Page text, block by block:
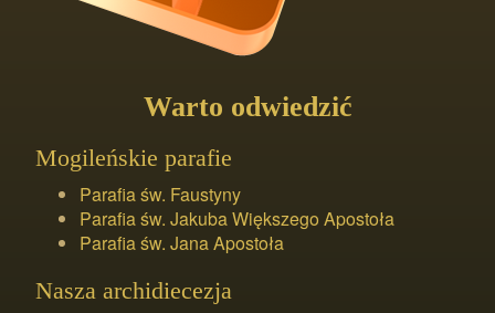
Warto odwiedzić
Mogileńskie parafie
Parafia św. Faustyny
Parafia św. Jakuba Większego Apostoła
Parafia św. Jana Apostoła
Nasza archidiecezja